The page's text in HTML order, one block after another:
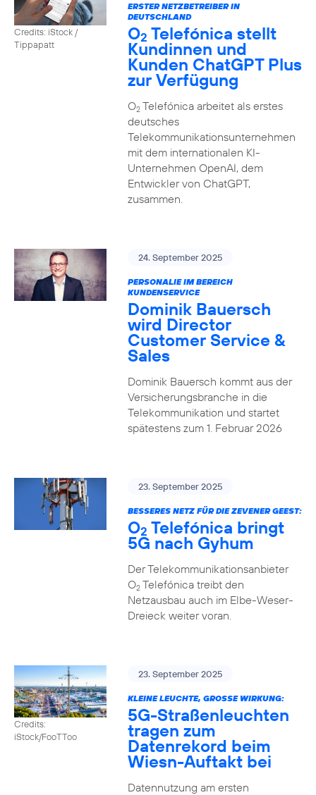
Credits: iStock /
Tippapatt
ERSTER NETZBETREIBER IN
DEUTSCHLAND
O2 Telefónica stellt
Kundinnen und
Kunden ChatGPT Plus
zur Verfügung
O2Telefónica arbeitet als erstes
deutsches
Telekommunikationsunternehmen
mit dem internationalen KI-
Unternehmen OpenAI, dem
Entwickler von ChatGPT,
zusammen.
24. September 2025
PERSONALIE IM BEREICH
KUNDENSERVICE
Dominik Bauersch
wird Director
Customer Service &
Sales
Dominik Bauersch kommt aus der
Versicherungsbranche in die
Telekommunikation und startet
spätestens zum 1. Februar 2026
23. September 2025
BESSERES NETZ FÜR DIE ZEVENER GEEST:
O2 Telefónica bringt
5G nach Gyhum
Der Telekommunikationsanbieter
O2Telefónica treibt den
Netzausbau auch im Elbe-Weser-
Dreieck weiter voran.
Credits:
iStock/FooTToo
23. September 2025
KLEINE LEUCHTE, GROSSE WIRKUNG:
5G-Straßenleuchten
tragen zum
Datenrekord beim
Wiesn-Auftakt bei
Datennutzung am ersten